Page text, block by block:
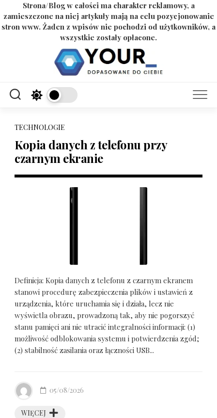
Strona/Blog w całości ma charakter reklamowy, a
zamieszczone na niej artykuły mają na celu pozycjonowanie
stron www. Żaden z wpisów nie pochodzi od użytkowników, a
wszystkie zostały opłacone.
TECHNOLOGIE
Kopia danych z telefonu przy
czarnym ekranie
Definicja: Kopia danych z telefonu z czarnym ekranem
stanowi procedurę zabezpieczenia plików i ustawień z
urządzenia, które uruchamia się i działa, lecz nie
wyświetla obrazu, prowadzoną tak, aby nie pogorszyć
stanu pamięci ani nie utracić integralności informacji: (1)
możliwość odblokowania systemu i potwierdzenia zgód;
(2) stabilność zasilania oraz łączności USB...
WIĘCEJ
05/08/2026